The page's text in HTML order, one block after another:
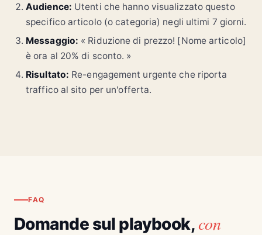
Audience: Utenti che hanno visualizzato questo
specifico articolo (o categoria) negli ultimi 7 giorni.
Messaggio: « Riduzione di prezzo! [Nome articolo]
è ora al 20% di sconto. »
Risultato: Re-engagement urgente che riporta
traffico al sito per un'offerta.
FAQ
Domande sul playbook, con